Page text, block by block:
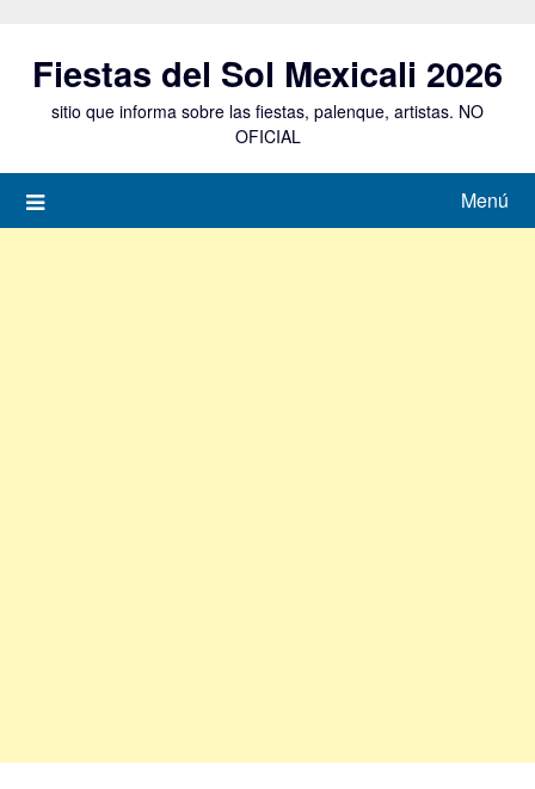
contenido
Fiestas del Sol Mexicali 2026
sitio que informa sobre las fiestas, palenque, artistas. NO
OFICIAL
Menú